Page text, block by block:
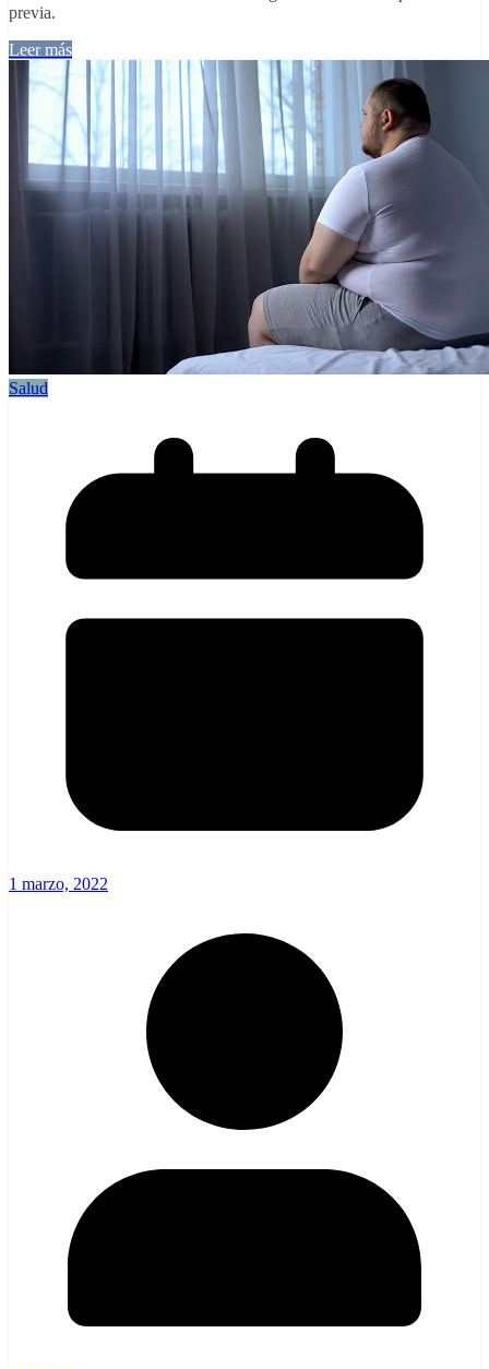
previa.
Leer más
Salud
1 marzo, 2022